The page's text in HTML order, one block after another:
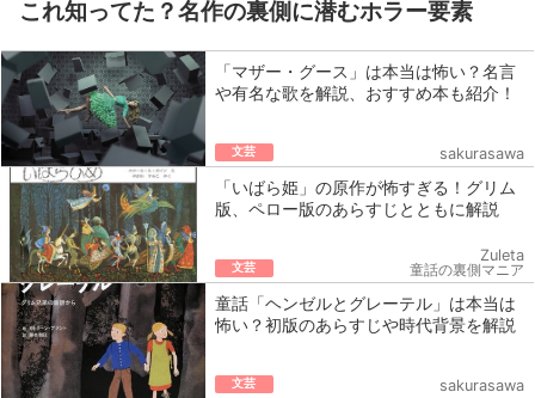
これ知ってた？名作の裏側に潜むホラー要素
「マザー・グース」は本当は怖い？名言
や有名な歌を解説、おすすめ本も紹介！
文芸 sakurasawa
「いばら姫」の原作が怖すぎる！グリム
版、ペロー版のあらすじとともに解説
文芸
Zuleta
童話の裏側マニア
童話「ヘンゼルとグレーテル」は本当は
怖い？初版のあらすじや時代背景を解説
文芸 sakurasawa